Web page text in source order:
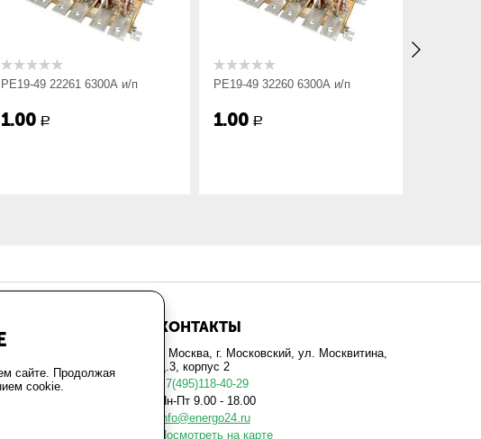
РЕ19-49 22261 6300А и/п
1.00 Р
РЕ19-49 32260 6300А и/п
1.00 Р
КОНТАКТЫ
г. Москва, г. Московский, ул. Москвитина,
д.3, корпус 2
+7(495)118-40-29
Пн-Пт 9.00 - 18.00
info@energo24.ru
Посмотреть на карте
сайте. Продолжая
cookie.